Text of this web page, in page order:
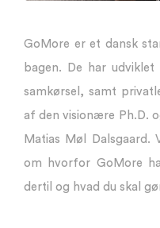
GoMore er et dansk
bagen. De har
samkørsel, samt
af den visionære Ph.D.
Matias Møl Dalsgaard.
om hvorfor GoMore
dertil og hvad du skal